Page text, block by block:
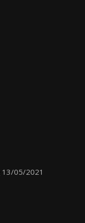
13/05/2021